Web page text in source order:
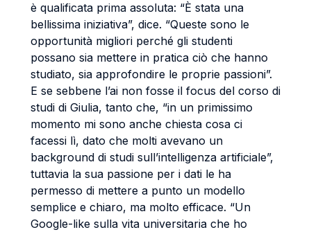
è qualificata prima assoluta: “È stata una
bellissima iniziativa”, dice. “Queste sono le
opportunità migliori perché gli studenti
possano sia mettere in pratica ciò che hanno
studiato, sia approfondire le proprie passioni”.
E se sebbene l’ai non fosse il focus del corso di
studi di Giulia, tanto che, “in un primissimo
momento mi sono anche chiesta cosa ci
facessi lì, dato che molti avevano un
background di studi sull’intelligenza artificiale”,
tuttavia la sua passione per i dati le ha
permesso di mettere a punto un modello
semplice e chiaro, ma molto efficace. “Un
Google-like sulla vita universitaria che ho